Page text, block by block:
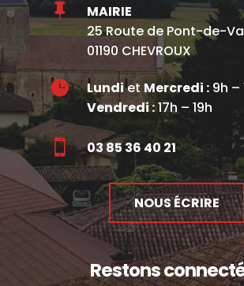

MAIRIE
25 Route de Pont-de-
01190 CHEVROUX
 Lundiet Mercredi :9h –
Vendredi :17h – 19h
 03 85 36 40 21
NOUS ÉCRIRE
Restons